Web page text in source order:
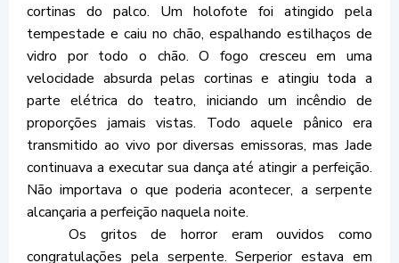
cortinas do palco. Um holofote foi atingido pela
tempestade e caiu no chão, espalhando estilhaços de
vidro por todo o chão. O fogo cresceu em uma
velocidade absurda pelas cortinas e atingiu toda a
parte elétrica do teatro, iniciando um incêndio de
proporções jamais vistas. Todo aquele pânico era
transmitido ao vivo por diversas emissoras, mas Jade
continuava a executar sua dança até atingir a perfeição.
Não importava o que poderia acontecer, a serpente
alcançaria a perfeição naquela noite.
Os gritos de horror eram ouvidos como
congratulações pela serpente. Serperior estava em